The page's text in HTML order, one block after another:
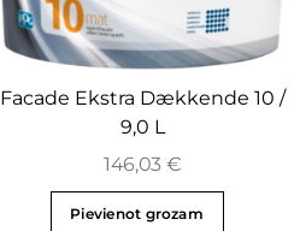
Facade Ekstra Dækkende 10 /
9,0 L
146,03 €
Pievienot grozam